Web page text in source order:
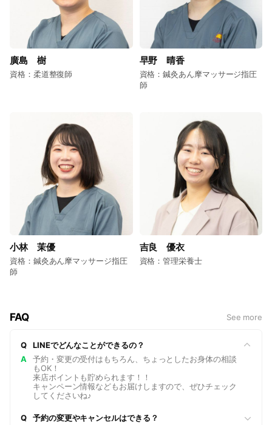
廣島 樹
資格：柔道整復師
早野 晴香
資格：鍼灸あん摩マッサージ指圧
師
小林 茉優
資格：鍼灸あん摩マッサージ指圧
師
吉良 優衣
資格：管理栄養士
FAQ See more
Q
LINEでどんなことができるの？
A
予約・変更の受付はもちろん、ちょっとしたお身体の相談
もOK！
来店ポイントも貯められます！！
キャンペーン情報などもお届けしますので、ぜひチェック
してくださいね♪
Q 予約の変更やキャンセルはできる？